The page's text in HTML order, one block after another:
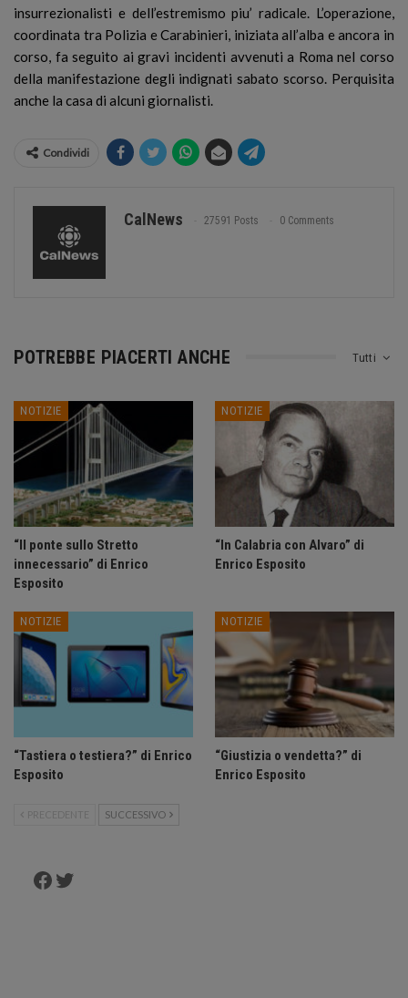
insurrezionalisti e dell’estremismo piu’ radicale. L’operazione,
coordinata tra Polizia e Carabinieri, iniziata all’alba e ancora in
corso, fa seguito ai gravi incidenti avvenuti a Roma nel corso
della manifestazione degli indignati sabato scorso. Perquisita
anche la casa di alcuni giornalisti.
Condividi
CalNews 27591 Posts 0 Comments
Tutti
POTREBBE PIACERTI ANCHE
NOTIZIE
“Il ponte sullo Stretto
innecessario” di Enrico
Esposito
NOTIZIE
“In Calabria con Alvaro” di
Enrico Esposito
NOTIZIE
“Tastiera o testiera?” di Enrico
Esposito
NOTIZIE
“Giustizia o vendetta?” di
Enrico Esposito
PRECEDENTE SUCCESSIVO
Facebook
Twitter